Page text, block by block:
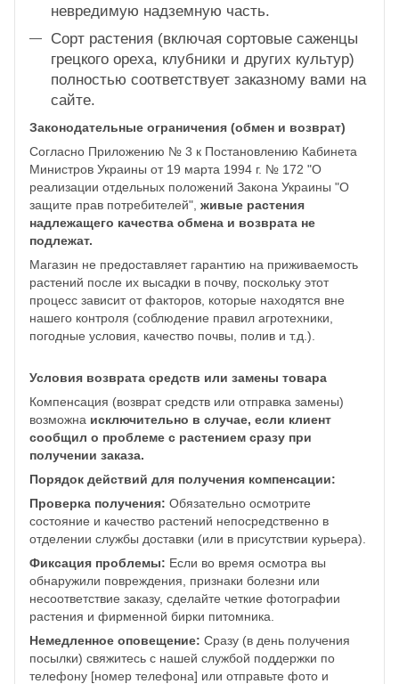
невредимую надземную часть.
Сорт растения (включая сортовые саженцы
грецкого ореха, клубники и других культур)
полностью соответствует заказному вами на
сайте.
Законодательные ограничения (обмен и возврат)
Согласно Приложению № 3 к Постановлению Кабинета
Министров Украины от 19 марта 1994 г. № 172 "О
реализации отдельных положений Закона Украины "О
защите прав потребителей", живые растения
надлежащего качества обмена и возврата не
подлежат.
Магазин не предоставляет гарантию на приживаемость
растений после их высадки в почву, поскольку этот
процесс зависит от факторов, которые находятся вне
нашего контроля (соблюдение правил агротехники,
погодные условия, качество почвы, полив и т.д.).
Условия возврата средств или замены товара
Компенсация (возврат средств или отправка замены)
возможна исключительно в случае, если клиент
сообщил о проблеме с растением сразу при
получении заказа.
Порядок действий для получения компенсации:
Проверка получения: Обязательно осмотрите
состояние и качество растений непосредственно в
отделении службы доставки (или в присутствии курьера).
Фиксация проблемы: Если во время осмотра вы
обнаружили повреждения, признаки болезни или
несоответствие заказу, сделайте четкие фотографии
растения и фирменной бирки питомника.
Немедленное оповещение: Сразу (в день получения
посылки) свяжитесь с нашей службой поддержки по
телефону [номер телефона] или отправьте фото и